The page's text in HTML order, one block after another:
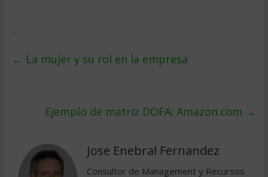
← La mujer y su rol en la empresa
Ejemplo de matriz DOFA: Amazon.com →
Jose Enebral Fernandez
Consultor de Management y Recursos